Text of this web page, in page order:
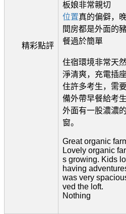
精彩點評
板娘非常親切
位置真的偏僻，
間房都是外面的
餐過於簡單
住宿環境非常天
淨清爽，充電插
住許多考生，需
備外帶早餐給考
外面有一股濃濃
窗。
Great organic
Lovely organic
s growing. Kids
having
was very
ved the loft.
Nothing